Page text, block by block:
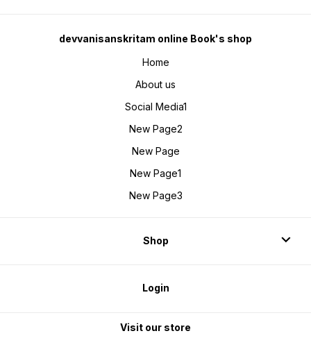
devvanisanskritam online Book's shop
Home
About us
Social Media1
New Page2
New Page
New Page1
New Page3
Shop
Login
Visit our store